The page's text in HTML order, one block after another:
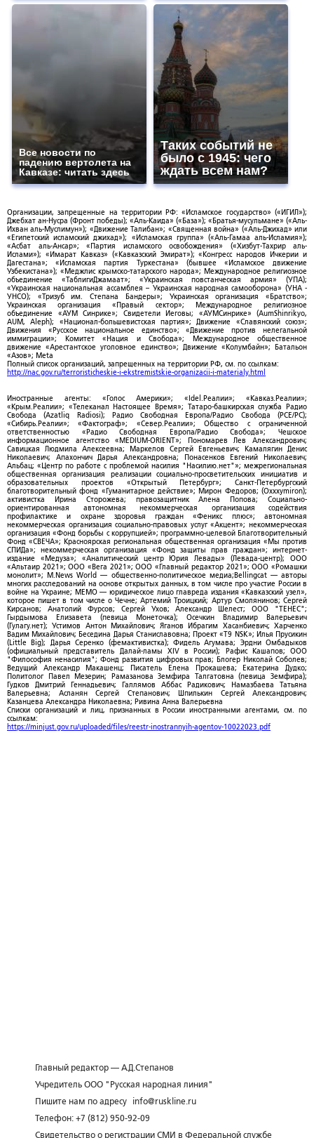
Все новости по
падению вертолета на
Кавказе: читать здесь
Таких событий не
было с 1945: чего
ждать всем нам?
Организации, запрещенные на территории РФ: «Исламское государство» («ИГИЛ»);
Джебхат ан-Нусра (Фронт победы); «Аль-Каида» («База»); «Братья-мусульмане» («Аль-
Ихван аль-Муслимун»); «Движение Талибан»; «Священная война» («Аль-Джихад» или
«Египетский исламский джихад»); «Исламская группа» («Аль-Гамаа аль-Исламия»);
«Асбат аль-Ансар»; «Партия исламского освобождения» («Хизбут-Тахрир аль-
Ислами»); «Имарат Кавказ» («Кавказский Эмират»); «Конгресс народов Ичкерии и
Дагестана»; «Исламская партия Туркестана» (бывшее «Исламское движение
Узбекистана»); «Меджлис крымско-татарского народа»; Международное религиозное
объединение «ТаблигиДжамаат»; «Украинская повстанческая армия» (УПА);
«Украинская национальная ассамблея – Украинская народная самооборона» (УНА -
УНСО); «Тризуб им. Степана Бандеры»; Украинская организация «Братство»;
Украинская организация «Правый сектор»; Международное религиозное
объединение «АУМ Синрике»; Свидетели Иеговы; «АУМСинрике» (AumShinrikyo,
AUM, Aleph); «Национал-большевистская партия»; Движение «Славянский союз»;
Движения «Русское национальное единство»; «Движение против нелегальной
иммиграции»; Комитет «Нация и Свобода»; Международное общественное
движение «Арестантское уголовное единство»; Движение «Колумбайн»; Батальон
«Азов»; Meta
Полный список организаций, запрещенных на территории РФ, см. по ссылкам:
http://nac.gov.ru/terroristicheskie-i-ekstremistskie-organizacii-i-materialy.html
Иностранные агенты: «Голос Америки»; «Idel.Реалии»; «Кавказ.Реалии»;
«Крым.Реалии»; «Телеканал Настоящее Время»; Татаро-башкирская служба Радио
Свобода (Azatliq Radiosi); Радио Свободная Европа/Радио Свобода (PCE/PC);
«Сибирь.Реалии»; «Фактограф»; «Север.Реалии»; Общество с ограниченной
ответственностью «Радио Свободная Европа/Радио Свобода»; Чешское
информационное агентство «MEDIUM-ORIENT»; Пономарев Лев Александрович;
Савицкая Людмила Алексеевна; Маркелов Сергей Евгеньевич; Камалягин Денис
Николаевич; Апахончич Дарья Александровна; Понасенков Евгений Николаевич;
Альбац; «Центр по работе с проблемой насилия "Насилию.нет"»; межрегиональная
общественная организация реализации социально-просветительских инициатив и
образовательных проектов «Открытый Петербург»; Санкт-Петербургский
благотворительный фонд «Гуманитарное действие»; Мирон Федоров; (Oxxxymiron);
активистка Ирина Сторожева; правозащитник Алена Попова; Социально-
ориентированная автономная некоммерческая организация содействия
профилактике и охране здоровья граждан «Феникс плюс»; автономная
некоммерческая организация социально-правовых услуг «Акцент»; некоммерческая
организация «Фонд борьбы с коррупцией»; программно-целевой Благотворительный
Фонд «СВЕЧА»; Красноярская региональная общественная организация «Мы против
СПИДа»; некоммерческая организация «Фонд защиты прав граждан»; интернет-
издание «Медуза»; «Аналитический центр Юрия Левады» (Левада-центр); ООО
«Альтаир 2021»; ООО «Вега 2021»; ООО «Главный редактор 2021»; ООО «Ромашки
монолит»; M.News World — общественно-политическое медиа;Bellingcat — авторы
многих расследований на основе открытых данных, в том числе про участие России в
войне на Украине; МЕМО — юридическое лицо главреда издания «Кавказский узел»,
которое пишет в том числе о Чечне; Артемий Троицкий; Артур Смолянинов; Сергей
Кирсанов; Анатолий Фурсов; Сергей Ухов; Александр Шелест; ООО "ТЕНЕС";
Гырдымова Елизавета (певица Монеточка); Осечкин Владимир Валерьевич
(Гулагу.нет); Устимов Антон Михайлович; Яганов Ибрагим Хасанбиевич; Харченко
Вадим Михайлович; Беседина Дарья Станиславовна; Проект «T9 NSK»; Илья Прусикин
(Little Big); Дарья Серенко (фемактивистка); Фидель Агумава; Эрдни Омбадыков
(официальный представитель Далай-ламы XIV в России); Рафис Кашапов; ООО
"Философия ненасилия"; Фонд развития цифровых прав; Блогер Николай Соболев;
Ведущий Александр Макашенц; Писатель Елена Прокашева; Екатерина Дудко;
Политолог Павел Мезерин; Рамазанова Земфира Талгатовна (певица Земфира);
Гудков Дмитрий Геннадьевич; Галлямов Аббас Радикович; Намазбаева Татьяна
Валерьевна; Асланян Сергей Степанович; Шпилькин Сергей Александрович;
Казанцева Александра Николаевна; Ривина Анна Валерьевна
Списки организаций и лиц, признанных в России иностранными агентами, см. по
ссылкам:
https://minjust.gov.ru/uploaded/files/reestr-inostrannyih-agentov-10022023.pdf
Главный редактор — А.Д.Степанов
Учредитель ООО "Русская народная линия"
Пишите нам по адресу
info@ruskline.ru
Телефон: +7 (812) 950-92-09
Свидетельство о регистрации СМИ в Федеральной службе